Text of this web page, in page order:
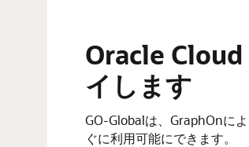
Oracle
イします
GO-Globalは、GraphOnに
ぐに利用可能にできます。